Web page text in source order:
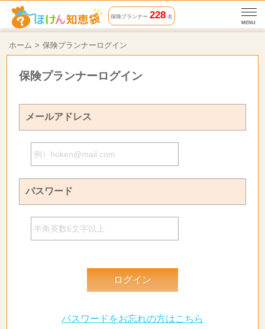
保険プランナー228 名
MENU
ホーム 保険プランナーログイン
保険プランナーログイン
メールアドレス
パスワード
パスワードをお忘れの方はこちら